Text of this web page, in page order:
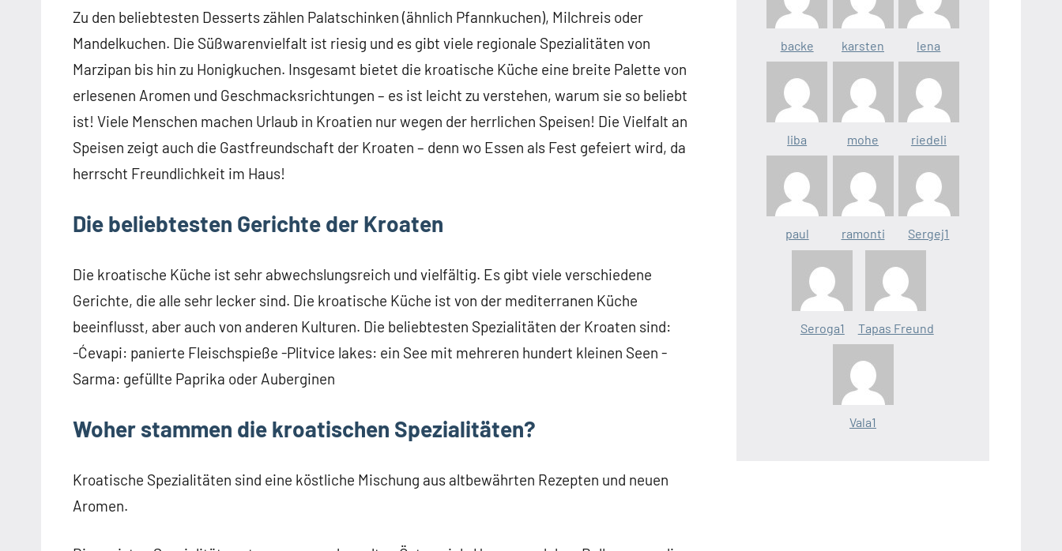
Zu den beliebtesten Desserts zählen Palatschinken (ähnlich Pfannkuchen), Milchreis oder
Mandelkuchen. Die Süßwarenvielfalt ist riesig und es gibt viele regionale Spezialitäten von
Marzipan bis hin zu Honigkuchen. Insgesamt bietet die kroatische Küche eine breite Palette von
erlesenen Aromen und Geschmacksrichtungen – es ist leicht zu verstehen, warum sie so beliebt
ist! Viele Menschen machen Urlaub in Kroatien nur wegen der herrlichen Speisen! Die Vielfalt an
Speisen zeigt auch die Gastfreundschaft der Kroaten – denn wo Essen als Fest gefeiert wird, da
herrscht Freundlichkeit im Haus!
Die beliebtesten Gerichte der Kroaten
Die kroatische Küche ist sehr abwechslungsreich und vielfältig. Es gibt viele verschiedene
Gerichte, die alle sehr lecker sind. Die kroatische Küche ist von der mediterranen Küche
beeinflusst, aber auch von anderen Kulturen. Die beliebtesten Spezialitäten der Kroaten sind:
-Ćevapi: panierte Fleischspieße -Plitvice lakes: ein See mit mehreren hundert kleinen Seen -
Sarma: gefüllte Paprika oder Auberginen
Woher stammen die kroatischen Spezialitäten?
Kroatische Spezialitäten sind eine köstliche Mischung aus altbewährten Rezepten und neuen
Aromen.
backe karsten lena
liba mohe riedeli
paul ramonti Sergej1
Seroga1 Tapas Freund
Vala1